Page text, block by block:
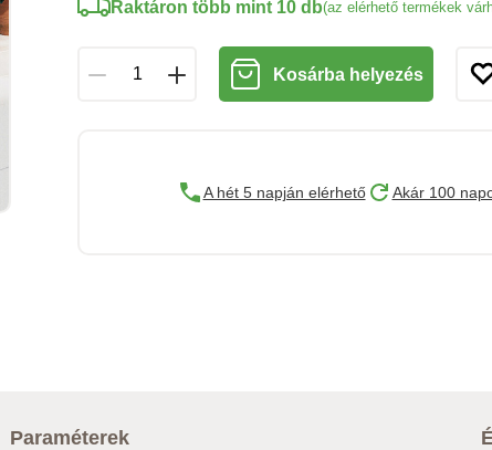
Raktáron több mint 10 db(az elérhető termékek
Kosárba helyezés
A hét 5 napján elérhető Akár 100
Paraméterek